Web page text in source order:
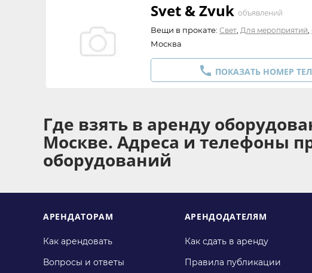
Svet & Zvuk объявлений
Вещи в прокате: Свет Для мероприятий
Москва
 ПОКАЗАТЬ НОМЕР
Где взять в аренду
Москве. Адреса и телефоны
оборудований
АРЕНДАТОРАМ
Как арендовать
Вопросы и ответы
АРЕНДОДАТЕЛЯМ
Как сдать в аренду
Правила публикации